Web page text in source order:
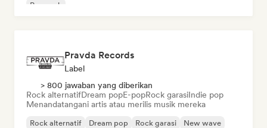
Pop rock
Pravda Records
Label
> 800 jawaban yang diberikan
Rock alternatifDream popE-popRock garasiIndie pop
Menandatangani artis atau merilis musik mereka
Rock alternatif Dream pop Rock garasi
New wave